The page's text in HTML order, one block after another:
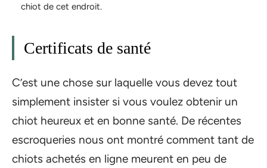
chiot de cet endroit.
Certificats de santé
C’est une chose sur laquelle vous devez tout
simplement insister si vous voulez obtenir un
chiot heureux et en bonne santé. De récentes
escroqueries nous ont montré comment tant de
chiots achetés en ligne meurent en peu de